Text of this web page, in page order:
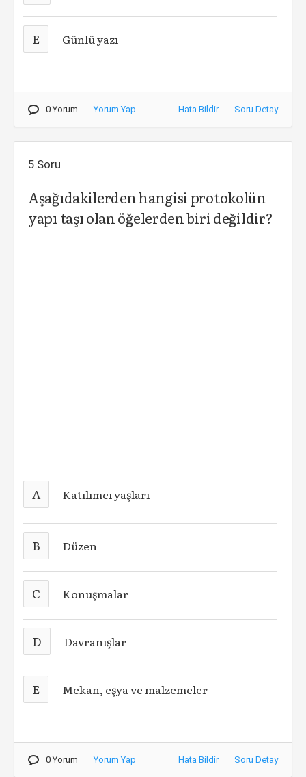
E Günlü yazı
0 Yorum Yorum Yap Hata Bildir Soru Detay
5.Soru
Aşağıdakilerden hangisi protokolün
yapı taşı olan öğelerden biri değildir?
A Katılımcı yaşları
B Düzen
C Konuşmalar
D Davranışlar
E Mekan, eşya ve malzemeler
0 Yorum Yorum Yap Hata Bildir Soru Detay